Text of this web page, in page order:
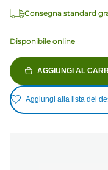
Consegna standard
Disponibile online
AGGIUNGI AL
Aggiungi alla lista dei